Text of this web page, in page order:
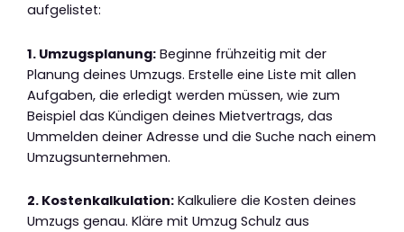
aufgelistet:
1. Umzugsplanung: Beginne frühzeitig mit der
Planung deines Umzugs. Erstelle eine Liste mit allen
Aufgaben, die erledigt werden müssen, wie zum
Beispiel das Kündigen deines Mietvertrags, das
Ummelden deiner Adresse und die Suche nach einem
Umzugsunternehmen.
2. Kostenkalkulation: Kalkuliere die Kosten deines
Umzugs genau. Kläre mit Umzug Schulz aus